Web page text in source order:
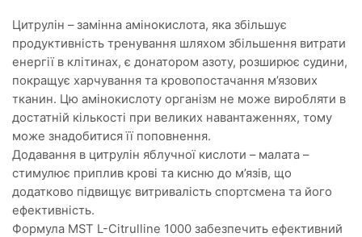
Цитрулін – замінна амінокислота, яка збільшує
продуктивність тренування шляхом збільшення витрати
енергії в клітинах, є донатором азоту, розширює судини,
покращує харчування та кровопостачання м’язових
тканин. Цю амінокислоту організм не може виробляти в
достатній кількості при великих навантаженнях, тому
може знадобитися її поповнення.
Додавання в цитрулін яблучної кислоти – малата –
стимулює приплив крові та кисню до м’язів, що
додатково підвищує витривалість спортсмена та його
ефективність.
Формула MST L-Сitrulline 1000 забезпечить ефективний